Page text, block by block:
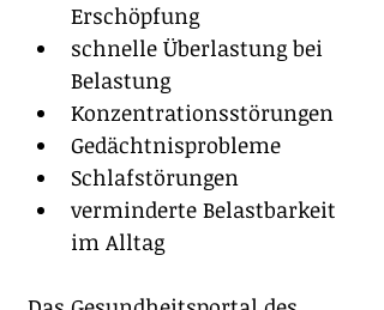
Erschöpfung
schnelle Überlastung bei
Belastung
Konzentrationsstörungen
Gedächtnisprobleme
Schlafstörungen
verminderte Belastbarkeit
im Alltag